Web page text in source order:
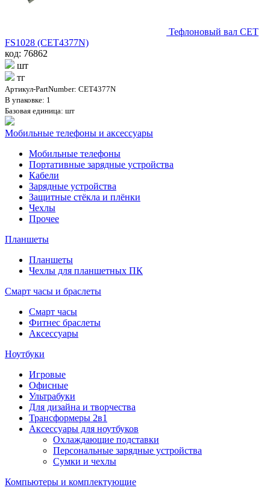
Тефлоновый вал CET
FS1028 (CET4377N)
код: 76862
шт
тг
Артикул-PartNumber: CET4377N
В упаковке: 1
Базовая единица: шт
Мобильные телефоны и аксессуары
Мобильные телефоны
Портативные зарядные устройства
Кабели
Зарядные устройства
Защитные стёкла и плёнки
Чехлы
Прочее
Планшеты
Планшеты
Чехлы для планшетных ПК
Смарт часы и браслеты
Смарт часы
Фитнес браслеты
Аксессуары
Ноутбуки
Игровые
Офисные
Ультрабуки
Для дизайна и творчества
Трансформеры 2в1
Аксессуары для ноутбуков
Охлаждающие подставки
Персональные зарядные устройства
Сумки и чехлы
Компьютеры и комплектующие